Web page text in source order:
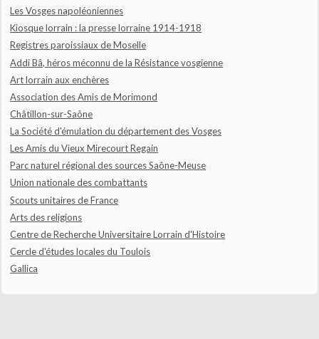
Les Vosges napoléoniennes
Kiosque lorrain : la presse lorraine 1914-1918
Registres paroissiaux de Moselle
Addi Bâ, héros méconnu de la Résistance vosgienne
Art lorrain aux enchères
Association des Amis de Morimond
Châtillon-sur-Saône
La Société d'émulation du département des Vosges
Les Amis du Vieux Mirecourt Regain
Parc naturel régional des sources Saône-Meuse
Union nationale des combattants
Scouts unitaires de France
Arts des religions
Centre de Recherche Universitaire Lorrain d'Histoire
Cercle d'études locales du Toulois
Gallica